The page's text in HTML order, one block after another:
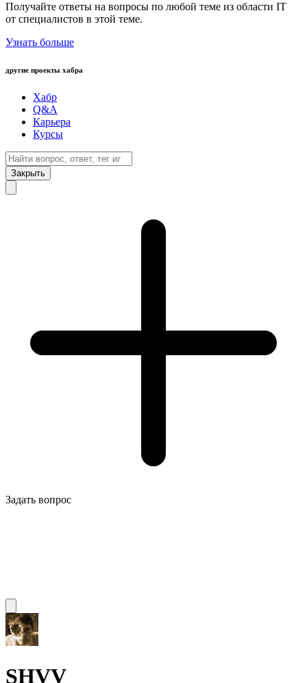
Получайте ответы на вопросы по любой теме из области IT
от специалистов в этой теме.
Узнать больше
другие проекты хабра
Хабр
Q&A
Карьера
Курсы
Закрыть
Задать вопрос
SHVV